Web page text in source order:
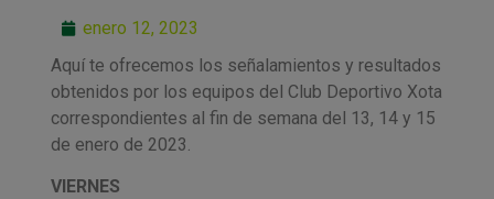
enero 12, 2023
Aquí te ofrecemos los señalamientos y resultados
obtenidos por los equipos del Club Deportivo Xota
correspondientes al fin de semana del 13, 14 y 15
de enero de 2023.
VIERNES